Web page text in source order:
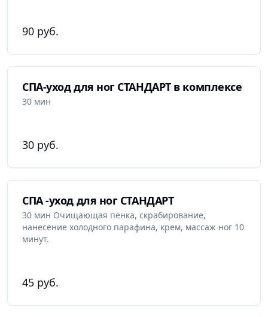
90 руб.
СПА-уход для ног СТАНДАРТ в комплексе
30 мин
30 руб.
СПА -уход для ног СТАНДАРТ
30 мин Очищающая пенка, скрабирование,
нанесение холодного парафина, крем, массаж ног 10
минут.
45 руб.